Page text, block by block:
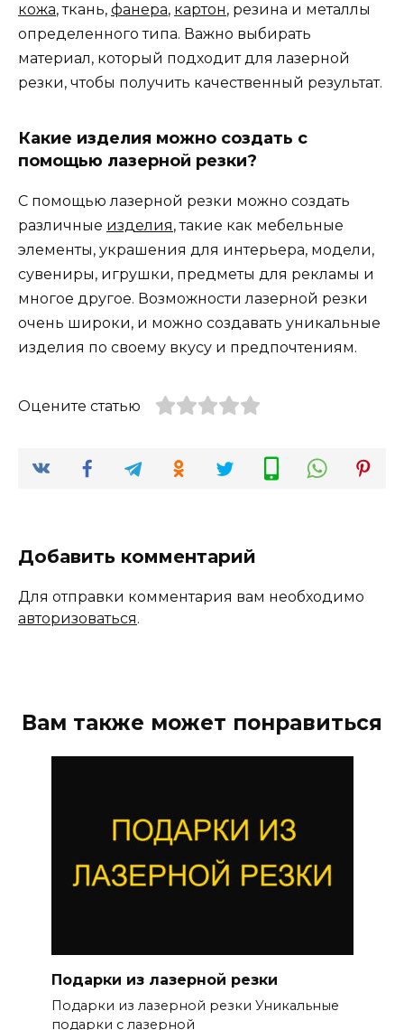
кожа, ткань, фанера, картон, резина и металлы
определенного типа. Важно выбирать
материал, который подходит для лазерной
резки, чтобы получить качественный результат.
Какие изделия можно создать с
помощью лазерной резки?
С помощью лазерной резки можно создать
различные изделия, такие как мебельные
элементы, украшения для интерьера, модели,
сувениры, игрушки, предметы для рекламы и
многое другое. Возможности лазерной резки
очень широки, и можно создавать уникальные
изделия по своему вкусу и предпочтениям.
Оцените статью
Добавить комментарий
Для отправки комментария вам необходимо
авторизоваться.
Вам также может понравиться
Подарки из лазерной резки
Подарки из лазерной резки Уникальные
подарки с лазерной